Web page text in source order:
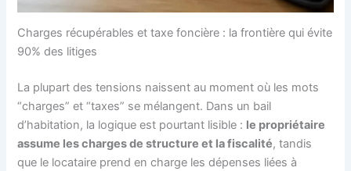
Charges récupérables et taxe foncière : la frontière qui évite
90% des litiges
La plupart des tensions naissent au moment où les mots
“charges” et “taxes” se mélangent. Dans un bail
d’habitation, la logique est pourtant lisible : le propriétaire
assume les charges de structure et la fiscalité, tandis
que le locataire prend en charge les dépenses liées à